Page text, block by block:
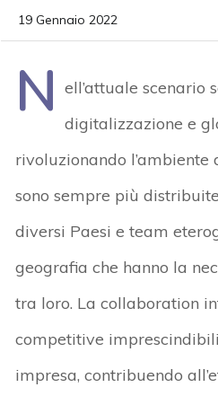
19 Gennaio 2022
N ell’attuale scenario
digitalizzazione e
rivoluzionando l’ambiente
sono sempre più
diversi Paesi e team
geografia che hanno la
tra loro. La collaboration
competitive
impresa, contribuendo